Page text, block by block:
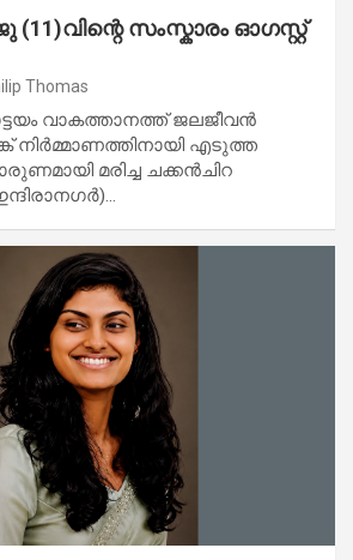
(11)വിന്റെ സംസ്കാരം ഓഗസ്റ്റ്
Thomas
വാകത്താനത്ത് ജലജീവൻ
നിർമ്മാണത്തിനായി എടുത്ത
മരിച്ച ചക്കൻചിറ